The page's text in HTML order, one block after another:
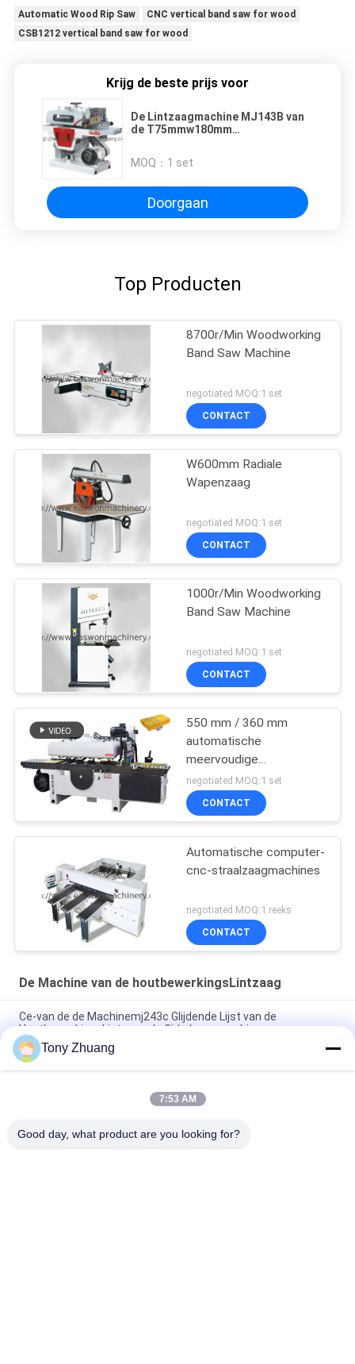
Automatic Wood Rip Saw
CNC vertical band saw for wood
CSB1212 vertical band saw for wood
Krijg de beste prijs voor
De Lintzaagmachine MJ143B van
de T75mmw180mm
Zaagmachine
MOQ： 1 set
Doorgaan
Top Producten
8700r/Min Woodworking
Band Saw Machine
negotiated MOQ:1 set
CONTACT
W600mm Radiale
Wapenzaag
negotiated MOQ:1 set
CONTACT
1000r/Min Woodworking
Band Saw Machine
negotiated MOQ:1 set
CONTACT
550 mm / 360 mm
automatische
meervoudige
zaagmachine voor
verwerking van massief
houten panelen
negotiated MOQ:1 set
CONTACT
Automatische computer-
cnc-straalzaagmachines
negotiated MOQ:1 reeks
CONTACT
De Machine van de houtbewerkingsLintzaag
Ce-van de de Machinemj243c Glijdende Lijst van de
HoutbewerkingsLintzaag de Cirkelzaagmachine
CS1225B houten Lintzaagmachine, CNC de Machine van de 18
DuimLintzaag
Van de de HoutbewerkingsLintzaag van MJ223A MJ224C
Tony Zhuang
7:53 AM
Good day, what product are you looking for?